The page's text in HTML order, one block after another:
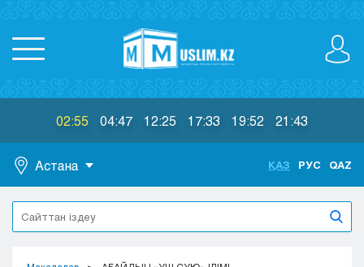
02:55 04:47 12:25 17:33 19:52 21:43
Астана
Астана
Алматы
Актобе
ҚАЗ РУС QAZ